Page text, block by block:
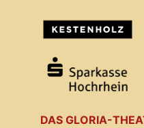
DAS GLORIA-